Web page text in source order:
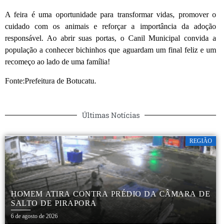
A feira é uma oportunidade para transformar vidas, promover o
cuidado com os animais e reforçar a importância da adoção
responsável. Ao abrir suas portas, o Canil Municipal convida a
população a conhecer bichinhos que aguardam um final feliz e um
recomeço ao lado de uma família!
Fonte:Prefeitura de Botucatu.
Últimas Notícias
REGIÃO
HOMEM ATIRA CONTRA PRÉDIO DA CÂMARA DE
SALTO DE PIRAPORA
6 de agosto de 2026